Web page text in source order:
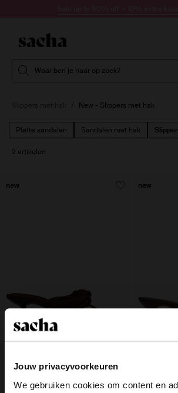
Jouw privacyvoorkeuren
We gebruiken cookies om content en
Waar ben je naar op zoek?
New - Slippers met hak
Platte sandalen Sandalen met hak
2 artikelen
new new